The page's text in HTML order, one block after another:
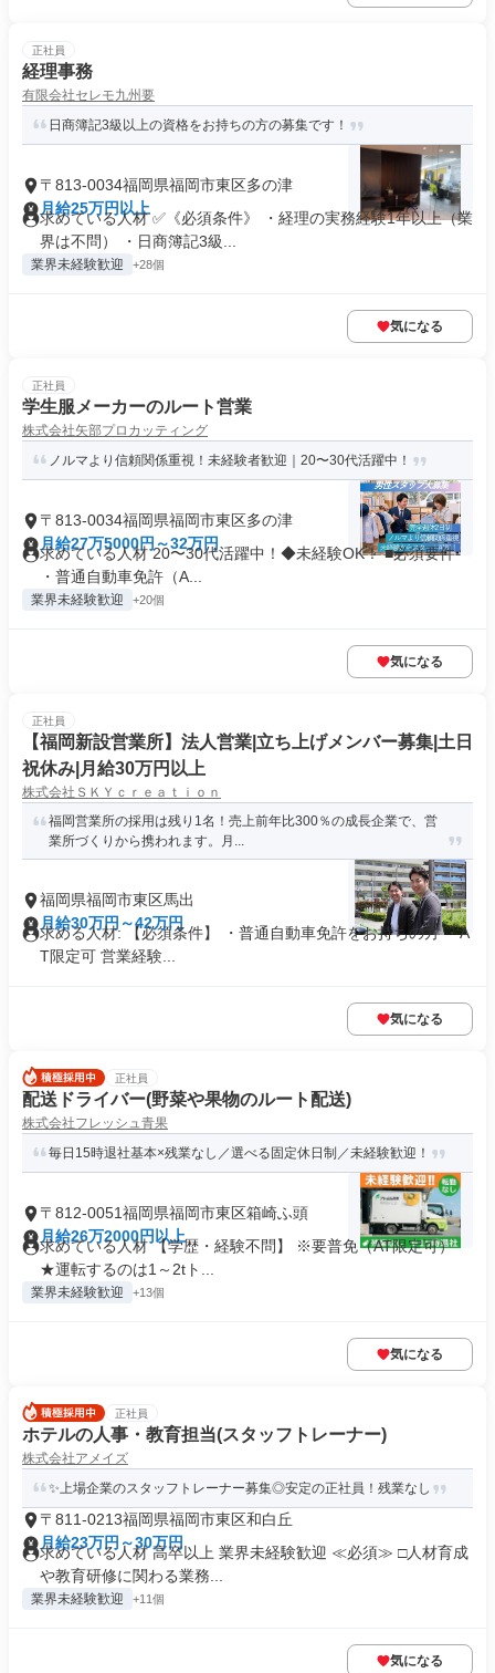
正社員
経理事務
有限会社セレモ九州要
日商簿記3級以上の資格をお持ちの方の募集です！
〒813-0034福岡県福岡市東区多の津
月給25万円以上
求めている人材 ✅《必須条件》 ・経理の実務経験1年以上（業
界は不問） ・日商簿記3級...
業界未経験歓迎 +28個
気になる
正社員
学生服メーカーのルート営業
株式会社矢部プロカッティング
ノルマより信頼関係重視！未経験者歓迎｜20〜30代活躍中！
〒813-0034福岡県福岡市東区多の津
月給27万5000円～32万円
求めている人材 20〜30代活躍中！◆未経験OK！ ■必須要件
・普通自動車免許（A...
業界未経験歓迎 +20個
気になる
正社員
【福岡新設営業所】法人営業|立ち上げメンバー募集|土日
祝休み|月給30万円以上
株式会社ＳＫＹｃｒｅａｔｉｏｎ
福岡営業所の採用は残り1名！売上前年比300％の成長企業で、営
業所づくりから携われます。月...
福岡県福岡市東区馬出
月給30万円～42万円
求める人材: 【必須条件】 ・普通自動車免許をお持ちの方 ・A
T限定可 営業経験...
気になる
正社員
配送ドライバー(野菜や果物のルート配送)
株式会社フレッシュ青果
毎日15時退社基本×残業なし／選べる固定休日制／未経験歓迎！
〒812-0051福岡県福岡市東区箱崎ふ頭
月給26万2000円以上
求めている人材 【学歴・経験不問】 ※要普免（AT限定可）
★運転するのは1～2tト...
業界未経験歓迎 +13個
気になる
正社員
ホテルの人事・教育担当(スタッフトレーナー)
株式会社アメイズ
✨上場企業のスタッフトレーナー募集◎安定の正社員！残業なし
〒811-0213福岡県福岡市東区和白丘
月給23万円～30万円
求めている人材 高卒以上 業界未経験歓迎 ≪必須≫ □人材育成
や教育研修に関わる業務...
業界未経験歓迎 +11個
気になる